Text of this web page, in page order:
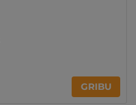
GRIBU